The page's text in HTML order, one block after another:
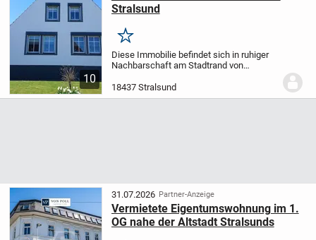
10
Stralsund
Merken
Diese Immobilie befindet sich in ruhiger
Nachbarschaft am Stadtrand von
mit freistehendem Einfamilienhaus wurde
im Jahr 1928 erbaut und 1957 mit einem
18437 Stralsund
31.07.2026 Partner-Anzeige
Vermietete Eigentumswohnung im 1.
OG nahe der Altstadt Stralsunds